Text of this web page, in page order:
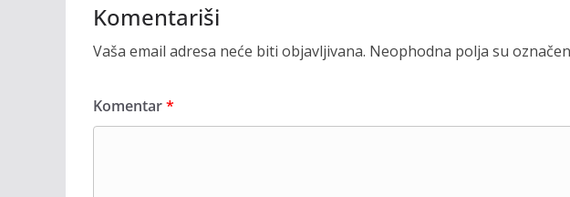
Komentariši
Vaša email adresa neće biti objavljivana. Neophodna polja su
Komentar*